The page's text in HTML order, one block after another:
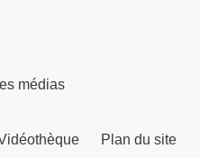
médias
Plan du site